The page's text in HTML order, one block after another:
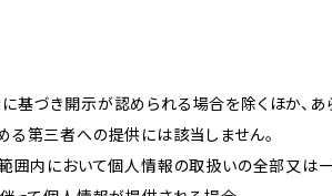
基づき開示が認められる場合を除くほか、
る第三者への提供には該当しません。
範囲内において個人情報の取扱いの全部又